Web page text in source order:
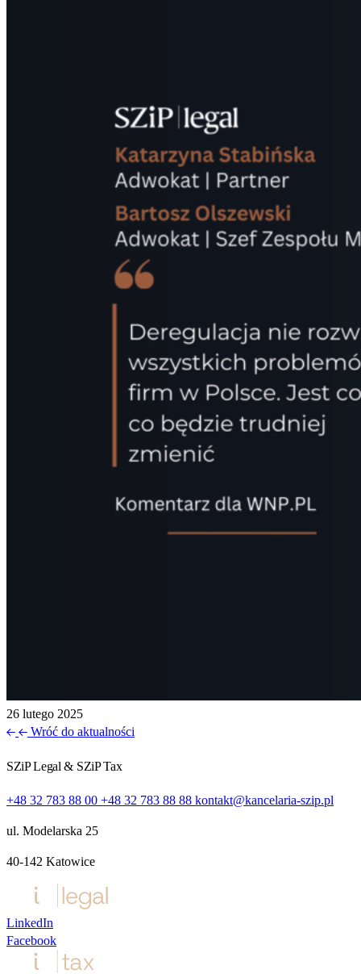
26 lutego 2025
Wróć do aktualności
SZiP Legal & SZiP Tax
+48 32 783 88 00 +48 32 783 88 88 kontakt@kancelaria-szip.pl
ul. Modelarska 25
40‑142 Katowice
LinkedIn
Facebook